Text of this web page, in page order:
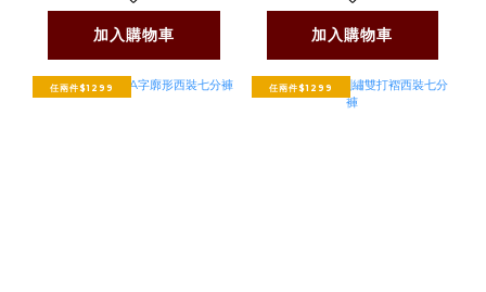
加入購物車 加入購物車
任兩件$1299 任兩件$1299